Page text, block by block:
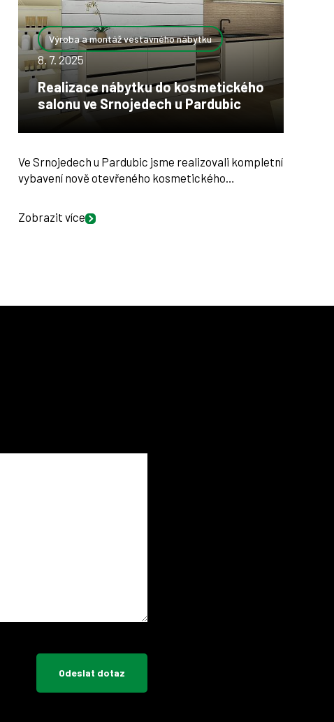
Výroba a montáž vestavného nábytku
8. 7. 2025
Realizace nábytku do kosmetického
salonu ve Srnojedech u Pardubic
Ve Srnojedech u Pardubic jsme realizovali kompletní
vybavení nově otevřeného kosmetického…
Zobrazit více